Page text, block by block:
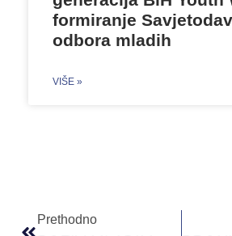
formiranje
odbora mladih
VIŠE »
Prethodno